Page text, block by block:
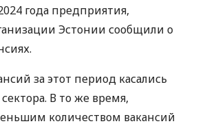
года предприятия,
Эстонии сообщили о
за этот период касались
В то же время,
количеством вакансий